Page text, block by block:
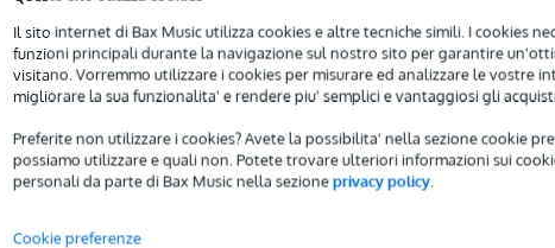
Il sito internet di Bax Music utilizza cookies e altre tecniche simili. I cookies
funzioni principali durante la navigazione sul nostro sito per garantire
visitano. Vorremmo utilizzare i cookies per misurare ed analizzare le vostre
migliorare la sua funzionalita' e rendere piu' semplici e vantaggiosi gli
Preferite non utilizzare i cookies? Avete la possibilita' nella sezione cookie
possiamo utilizzare e quali non. Potete trovare ulteriori informazioni sui
personali da parte di Bax Music nella sezioneprivacy policy.
Cookie preferenze